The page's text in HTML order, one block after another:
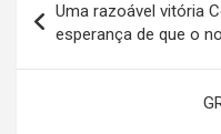
de
Post
Uma razoável vitória
esperança de que o